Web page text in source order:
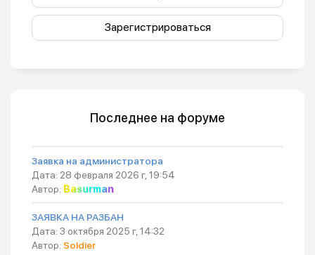
Зарегистрироваться
Последнее на форуме
Заявка на администратора
Дата: 28 февраля 2026 г, 19:54
Автор: Basurman
ЗАЯВКА НА РАЗБАН
Дата: 3 октября 2025 г, 14:32
Автор: Soldier